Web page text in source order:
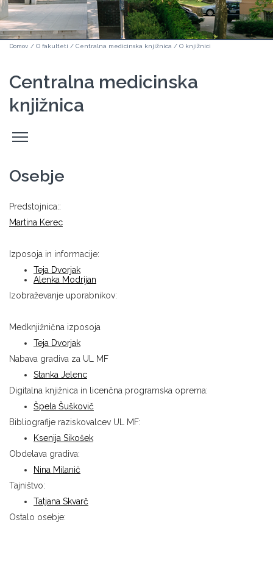
Domov / O fakulteti / Centralna medicinska knjižnica / O knjižnici
Centralna medicinska
knjižnica
Odpri
stranski
Osebje
Predstojnica::
Martina Kerec
Izposoja in informacije:
Teja Dvorjak
Alenka Modrijan
Izobraževanje uporabnikov:
Medknjižnična izposoja
Teja Dvorjak
Nabava gradiva za UL MF
Stanka Jelenc
Digitalna knjižnica in licenčna programska oprema:
Špela Šuškovič
Bibliografije raziskovalcev UL MF:
Ksenija Sikošek
Obdelava gradiva:
Nina Milanič
Tajništvo:
Tatjana Skvarč
Ostalo osebje: